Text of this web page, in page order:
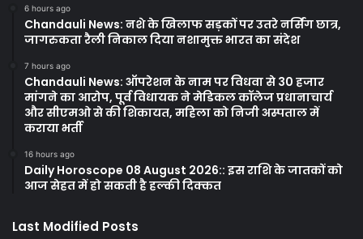
6 hours ago
Chandauli News: नशे के खिलाफ सड़कों पर उतरे नर्सिंग छात्र,
जागरुकता रैली निकाल दिया नशामुक्त भारत का संदेश
7 hours ago
Chandauli News: ऑपरेशन के नाम पर विधवा से 30 हजार
मांगने का आरोप, पूर्व विधायक ने मेडिकल कॉलेज प्रधानाचार्य
और सीएमओ से की शिकायत, महिला को निजी अस्पताल में
कराया भर्ती
16 hours ago
Daily Horoscope 08 August 2026:: इस राशि के जातकों को
आज सेहत में हो सकती है हल्की दिक्कत
Last Modified Posts